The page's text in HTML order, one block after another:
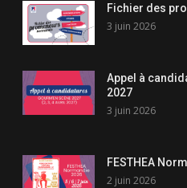
Fichier des
3 juin 2026
Appel à
2027
3 juin 2026
FESTHEA
2 juin 2026